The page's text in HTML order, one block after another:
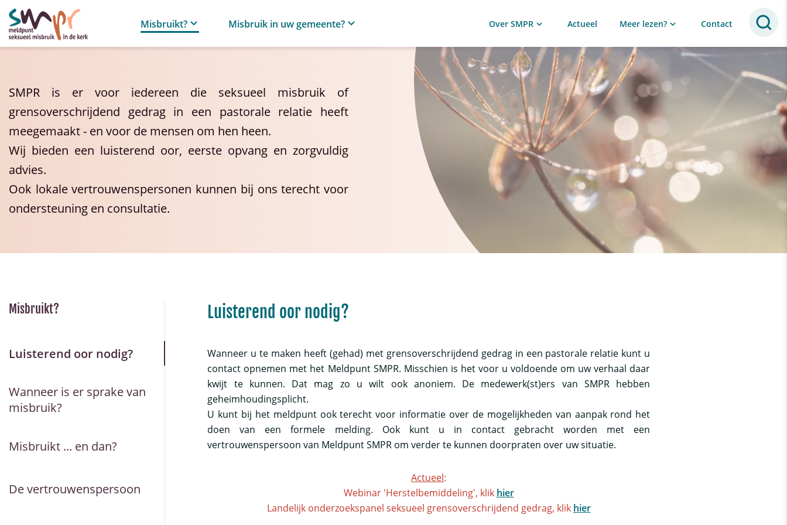
Misbruikt? Misbruik in uw gemeente? Over SMPR Actueel Meer lezen? Contact
SMPR is er voor iedereen die seksueel misbruik of
grensoverschrijdend gedrag in een pastorale relatie heeft
meegemaakt - en voor de mensen om hen heen.
Wij bieden een luisterend oor, eerste opvang en zorgvuldig
advies.
Ook lokale vertrouwenspersonen kunnen bij ons terecht voor
ondersteuning en consultatie.
Misbruikt?
Luisterend oor nodig?
Wanneer is er sprake van
misbruik?
Misbruikt ... en dan?
De vertrouwenspersoon
Luisterend oor nodig?
Wanneer u te maken heeft (gehad) met grensoverschrijdend gedrag in een pastorale relatie kunt u
contact opnemen met het Meldpunt SMPR. Misschien is het voor u voldoende om uw verhaal daar
kwijt te kunnen. Dat mag zo u wilt ook anoniem. De medewerk(st)ers van SMPR hebben
geheimhoudingsplicht.
U kunt bij het meldpunt ook terecht voor informatie over de mogelijkheden van aanpak rond het
doen van een formele melding. Ook kunt u in contact gebracht worden met een
vertrouwenspersoon van Meldpunt SMPR om verder te kunnen doorpraten over uw situatie.
Actueel:
Webinar 'Herstelbemiddeling', klik hier
Landelijk onderzoekspanel seksueel grensoverschrijdend gedrag, klik hier